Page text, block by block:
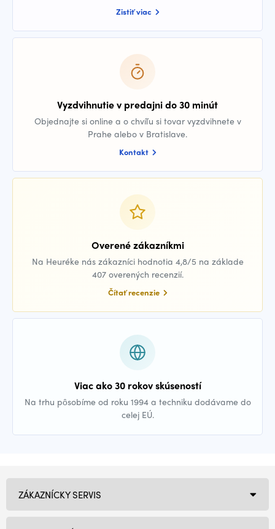
Zistiť viac
Vyzdvihnutie v predajni do 30 minút
Objednajte si online a o chvíľu si tovar vyzdvihnete v
Prahe alebo v Bratislave.
Kontakt
Overené zákazníkmi
Na Heuréke nás zákazníci hodnotia 4,8/5 na základe
407 overených recenzií.
Čítať recenzie
Viac ako 30 rokov skúseností
Na trhu pôsobíme od roku 1994 a techniku dodávame do
celej EÚ.
ZÁKAZNÍCKY SERVIS